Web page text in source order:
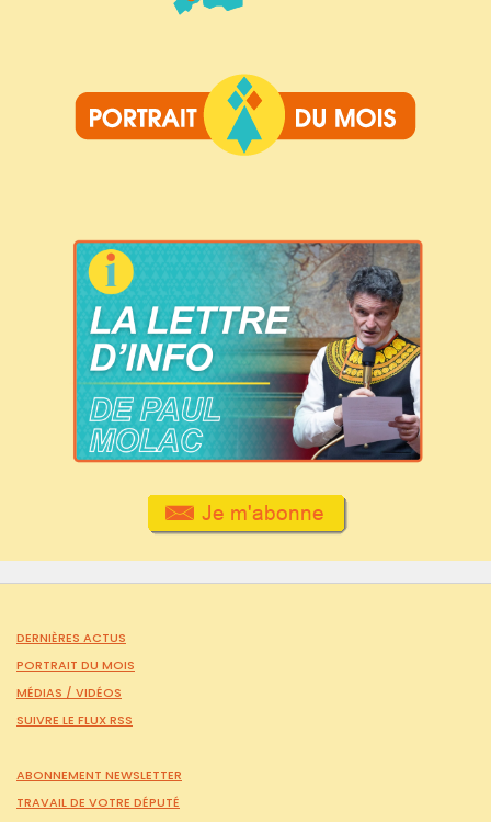
DERNIÈRES ACTUS
PORTRAIT DU MOIS
MÉDIAS / VIDÉOS
SUIVRE LE FLUX RSS
ABONNEMENT NEWSLETTER
TRAVAIL DE VOTRE DÉPUTÉ